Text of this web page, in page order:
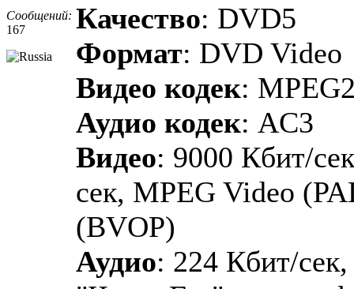
Сообщений:
167
Качество: DVD5
Формат: DVD Video
Видео кодек:
Аудио кодек: AC3
Видео: 9000 Кбит/
сек, MPEG Video
(BVOP)
Аудио: 224 Кбит/